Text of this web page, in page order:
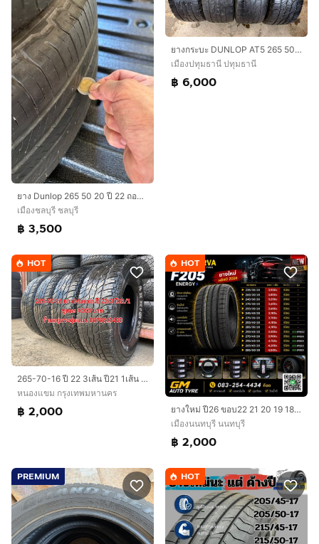
ยาง Dunlop 265 50 20 ปี 22 ถอดจจากรถ Fortuner
เมืองชลบุรี ชลบุรี
฿ 3,500
ยางกระบะ DUNLOP AT5 265 50 20 ปี 25 ชุดละ 6,000 บาทครับ
เมืองปทุมธานี ปทุมธานี
฿ 6,000
HOT
265-70-16 ปี 22 3เส้น ปี21 1เส้น ยาง Maxxis ชุด 4 เส้น 4000 บาท265-70-16 ปี 21 ยาง Dunlop คู่ 2เส้น 2000 บาท สภาพยางสวยดอกเต็มๆนุ่ม
หนองแขม กรุงเทพมหานคร
฿ 2,000
HOT
ยางใหม่ ปี26 ขอบ22 21 20 19 18 ราคาประหยัด
เมืองนนทบุรี นนทบุรี
฿ 2,000
PREMIUM HOT